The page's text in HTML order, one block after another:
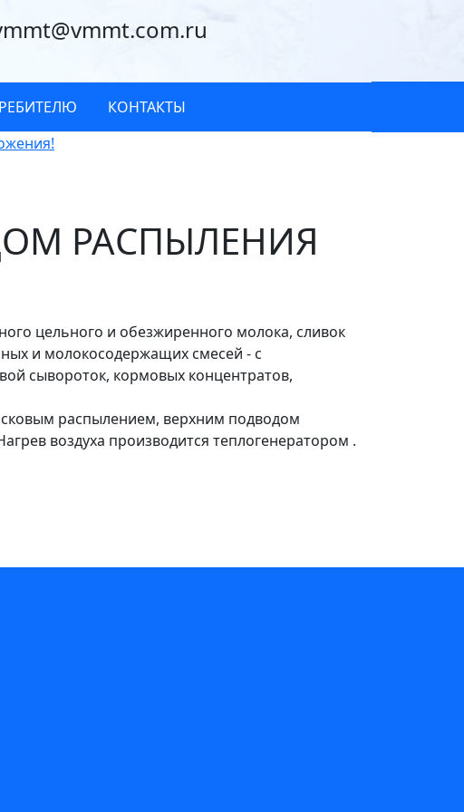
КОНТАКТЫ
РАСПЫЛЕНИЯ
цельного и обезжиренного молока, сливок
и молокосодержащих смесей - с
сывороток, кормовых концентратов,
распылением, верхним подводом
воздуха производится теплогенератором .